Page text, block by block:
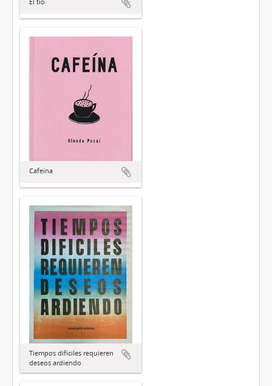
Cafeína
Tiempos difíciles requieren
deseos ardiendo